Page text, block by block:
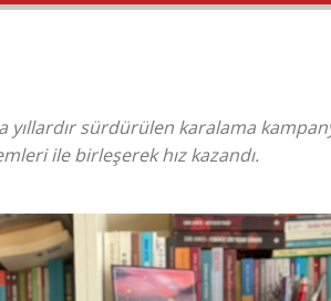
yıllardır sürdürülen karalama
ile birleşerek hız kazandı.